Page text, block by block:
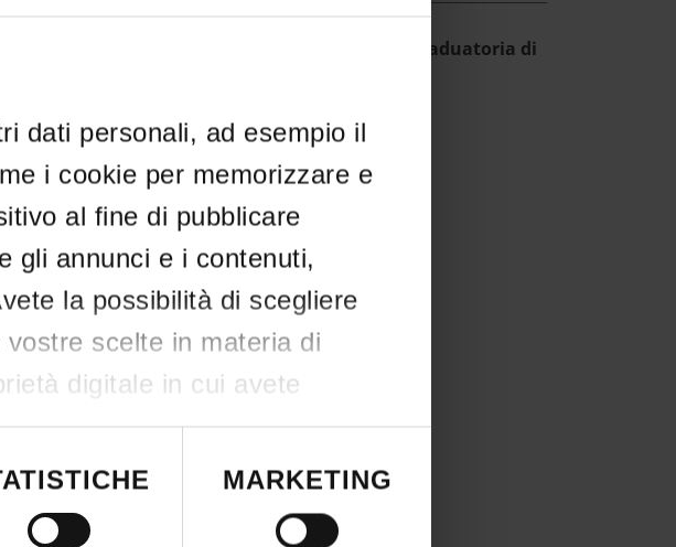
dati personali, ad esempio il
i cookie per memorizzare e
al fine di pubblicare
gli annunci e i contenuti,
la possibilità di scegliere
scelte in materia di
digitale in cui avete
o revocare il proprio
sui cookie o facendo
MARKETING
Provvedimento Direttoriale Graduatoria di